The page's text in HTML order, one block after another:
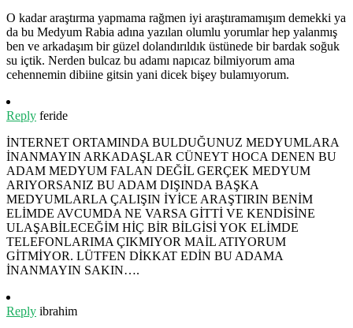
O kadar araştırma yapmama rağmen iyi araştıramamışım demekki ya
da bu Medyum Rabia adına yazılan olumlu yorumlar hep yalanmış
ben ve arkadaşım bir güzel dolandırıldık üstünede bir bardak soğuk
su içtik. Nerden bulcaz bu adamı napıcaz bilmiyorum ama
cehennemin dibiine gitsin yani dicek bişey bulamıyorum.
Reply feride
İNTERNET ORTAMINDA BULDUĞUNUZ MEDYUMLARA
İNANMAYIN ARKADAŞLAR CÜNEYT HOCA DENEN BU
ADAM MEDYUM FALAN DEĞİL GERÇEK MEDYUM
ARIYORSANIZ BU ADAM DIŞINDA BAŞKA
MEDYUMLARLA ÇALIŞIN İYİCE ARAŞTIRIN BENİM
ELİMDE AVCUMDA NE VARSA GİTTİ VE KENDİSİNE
ULAŞABİLECEĞİM HİÇ BİR BİLGİSİ YOK ELİMDE
TELEFONLARIMA ÇIKMIYOR MAİL ATIYORUM
GİTMİYOR. LÜTFEN DİKKAT EDİN BU ADAMA
İNANMAYIN SAKIN….
Reply ibrahim